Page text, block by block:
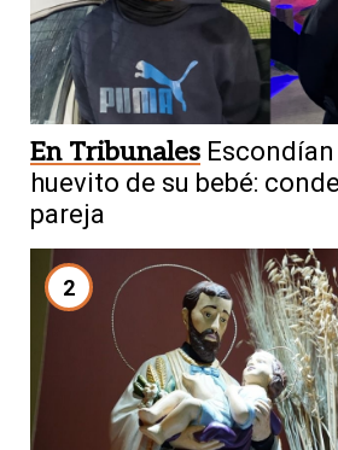
En Tribunales
huevito de su bebé:
pareja
2